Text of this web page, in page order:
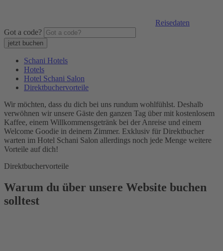
Reisedaten
Got a code?
Schani Hotels
Hotels
Hotel Schani Salon
Direktbuchervorteile
Wir möchten, dass du dich bei uns rundum wohlfühlst. Deshalb
verwöhnen wir unsere Gäste den ganzen Tag über mit kostenlosem
Kaffee, einem Willkommensgetränk bei der Anreise und einem
Welcome Goodie in deinem Zimmer. Exklusiv für Direktbucher
warten im Hotel Schani Salon allerdings noch jede Menge weitere
Vorteile auf dich!
Direktbuchervorteile
Warum du über unsere Website buchen
solltest